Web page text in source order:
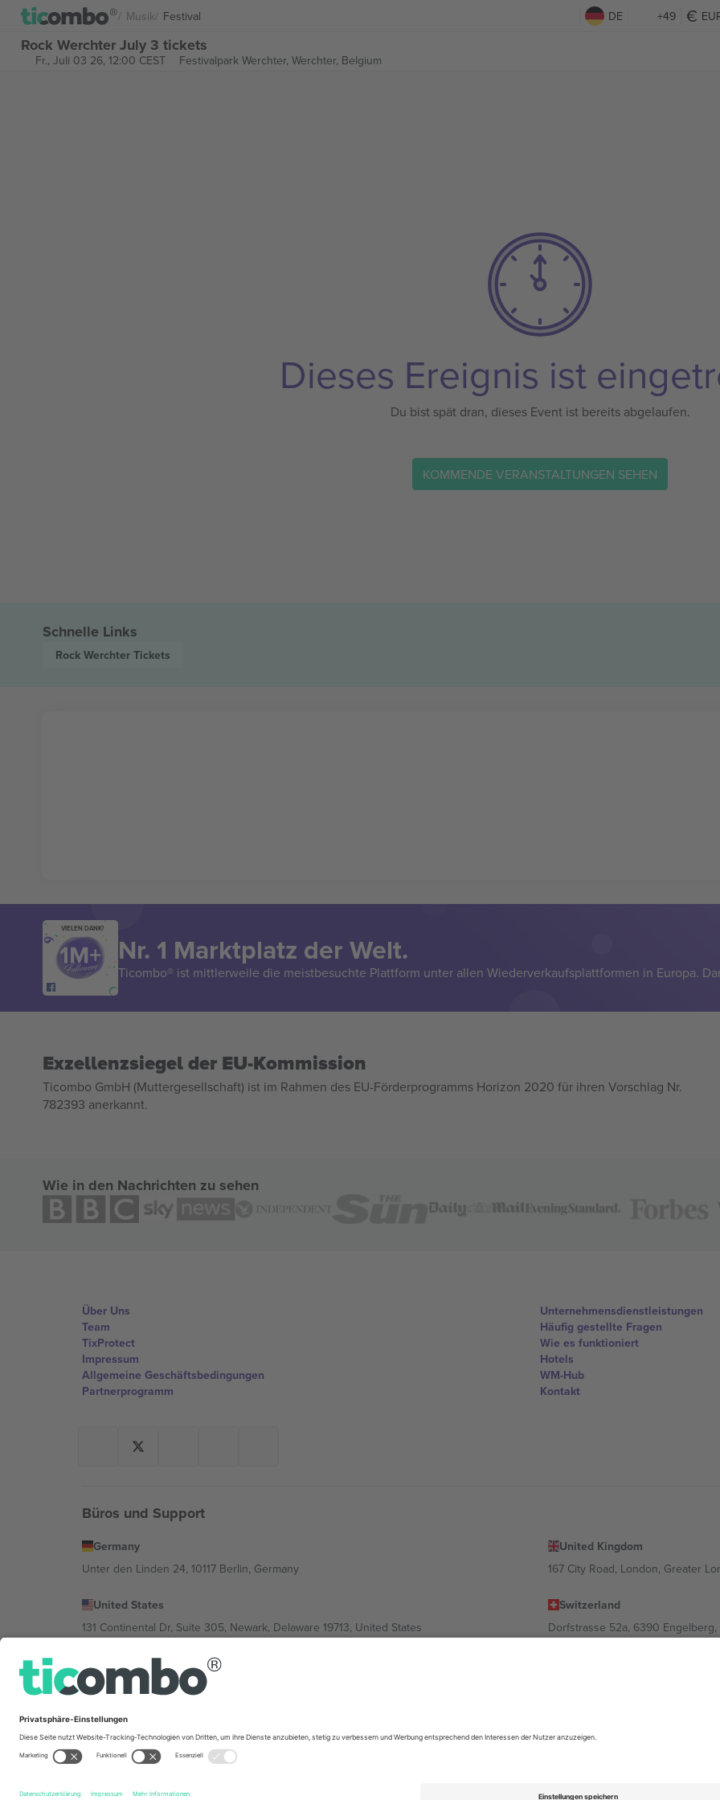
Musik Festival DE +49
Rock Werchter July 3 tickets
Fr., Juli 03 26, 12:00 CEST Festivalpark Werchter, Werchter, Belgium
Dieses Ereignis ist
Du bist spät dran, dieses Event ist bereits abgelaufen.
KOMMENDE VERANSTALTUNGEN SEHEN
Schnelle Links
Rock Werchter Tickets
VIELEN DANK!
Nr. 1 Marktplatz der Welt.
Ticombo® ist mittlerweile die meistbesuchte Plattform unter allen Wiederverkaufsplattformen in Europa.
Exzellenzsiegel der EU-Kommission
Ticombo GmbH (Muttergesellschaft) ist im Rahmen des EU-Förderprogramms Horizon 2020 für ihren Vorschlag Nr.
782393 anerkannt.
Wie in den Nachrichten zu sehen
Über Uns
Team
TixProtect
Impressum
Allgemeine Geschäftsbedingungen
Partnerprogramm
Unternehmensdienstleistungen
Häufig gestellte Fragen
Wie es funktioniert
Hotels
WM-Hub
Kontakt
Büros und Support
Germany
Unter den Linden 24, 10117 Berlin, Germany
United Kingdom
167 City Road, London, Greater
United States
131 Continental Dr, Suite 305, Newark, Delaware 19713, United States
Switzerland
Dorfstrasse 52a, 6390 Engelberg,
Bulgaria
Regus Sofia City West, bul Totleben 53-55, 1606 Sofia, Bulgaria
Mexico
Av Chapultepec 360, Roma Norte, Cuauhtémoc, 06700 Ciudad de México, CDMX, Mexico
im Impressum und in den Allgemeinen Geschäftsbedingungen.,
© 2026 Ticombo. Alle Rechte vorbehalten.